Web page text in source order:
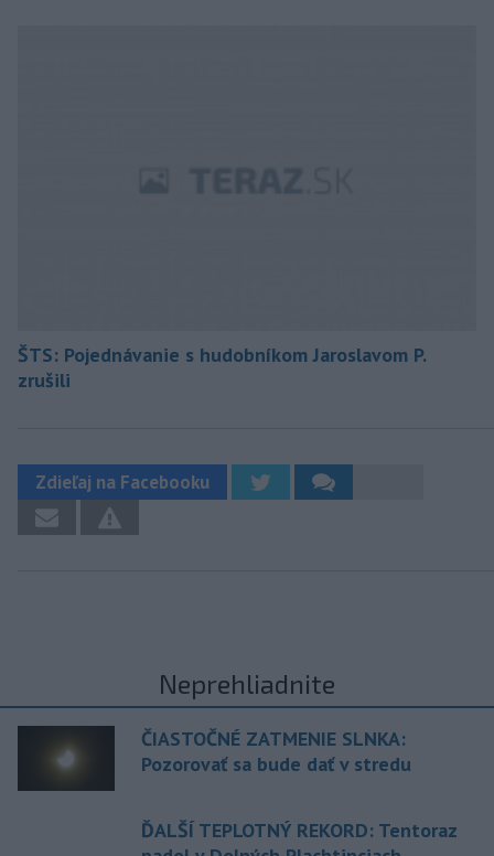
ŠTS: Pojednávanie s hudobníkom Jaroslavom P.
zrušili
Zdieľaj na Facebooku
Neprehliadnite
ČIASTOČNÉ ZATMENIE SLNKA:
Pozorovať sa bude dať v stredu
ĎALŠÍ TEPLOTNÝ REKORD: Tentoraz